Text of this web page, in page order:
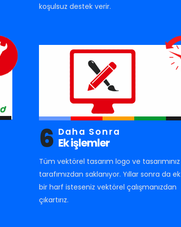
koşulsuz destek verir.
6 Daha Sonra
Ek işlemler
Tüm vektörel tasarım logo ve tasarımınız
tarafımızdan saklanıyor. Yıllar sonra da ek
bir harf isteseniz vektörel çalışmanızdan
çıkartırız.